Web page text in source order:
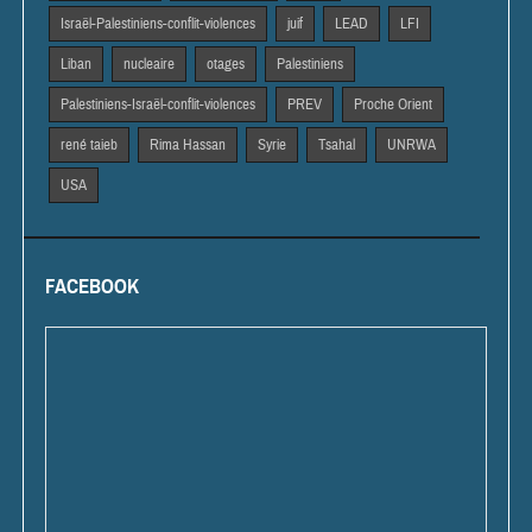
Israël-Palestiniens-conflit-violences juif LEAD LFI
Liban nucleaire otages Palestiniens
Palestiniens-Israël-conflit-violences PREV Proche Orient
rené taieb Rima Hassan Syrie Tsahal UNRWA
USA
FACEBOOK